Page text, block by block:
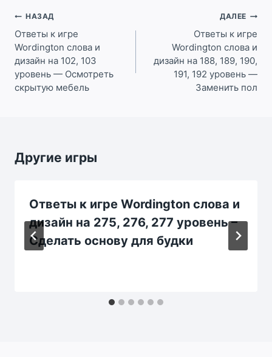
Навигация
по
записям
НАЗАД
Ответы к игре
Wordington слова и
дизайн на 102, 103
уровень — Осмотреть
скрытую мебель
ДАЛЕЕ
Ответы к игре
Wordington слова и
дизайн на 188, 189, 190,
191, 192 уровень —
Заменить пол
Другие игры
Ответы к игре Wordington слова и
дизайн на 275, 276, 277 уровень –
Сделать основу для будки